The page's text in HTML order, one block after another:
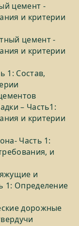
цемент -
и критерии
цемент -
и критерии
1: Состав,
– Часть1:
и критерии
Часть 1:
и
и
1: Определение
дорожные